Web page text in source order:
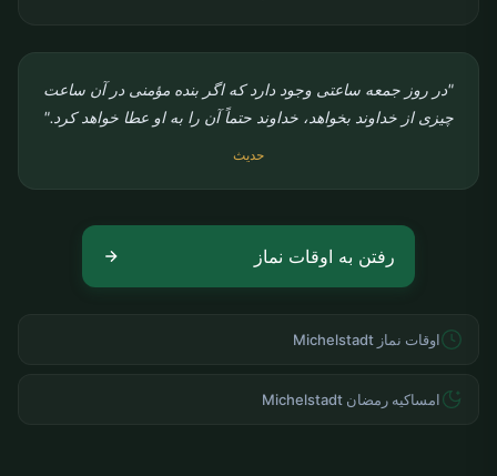
"در روز جمعه ساعتی وجود دارد که اگر بنده مؤمنی در آن ساعت
چیزی از خداوند بخواهد، خداوند حتماً آن را به او عطا خواهد کرد."
حدیث
رفتن به اوقات نماز
اوقات نماز Michelstadt
امساکیه رمضان Michelstadt